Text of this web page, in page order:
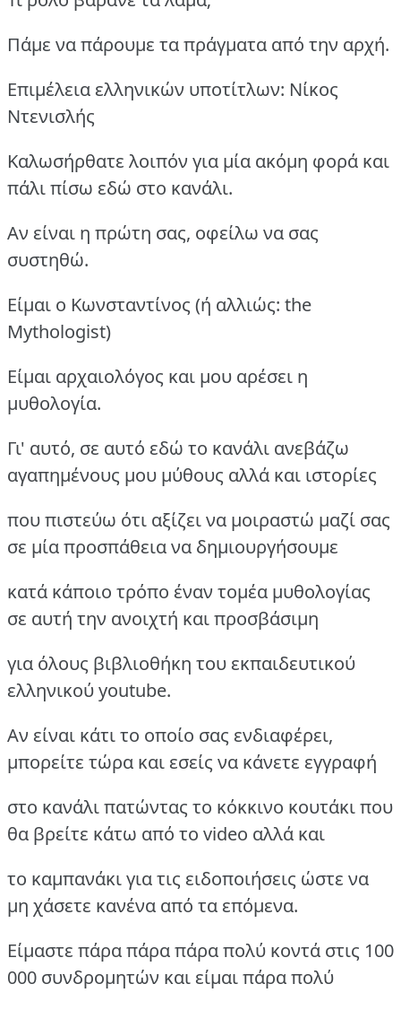
Πάμε να πάρουμε τα πράγματα από την αρχή.
Επιμέλεια ελληνικών υποτίτλων: Νίκος
Ντενισλής
Καλωσήρθατε λοιπόν για μία ακόμη φορά και
πάλι πίσω εδώ στο κανάλι.
Αν είναι η πρώτη σας, οφείλω να σας
συστηθώ.
Είμαι ο Κωνσταντίνος (ή αλλιώς: the
Mythologist)
Είμαι αρχαιολόγος και μου αρέσει η
μυθολογία.
Γι' αυτό, σε αυτό εδώ το κανάλι ανεβάζω
αγαπημένους μου μύθους αλλά και ιστορίες
που πιστεύω ότι αξίζει να μοιραστώ μαζί σας
σε μία προσπάθεια να δημιουργήσουμε
κατά κάποιο τρόπο έναν τομέα μυθολογίας
σε αυτή την ανοιχτή και προσβάσιμη
για όλους βιβλιοθήκη του εκπαιδευτικού
ελληνικού youtube.
Aν είναι κάτι το οποίο σας ενδιαφέρει,
μπορείτε τώρα και εσείς να κάνετε εγγραφή
στο κανάλι πατώντας το κόκκινο κουτάκι που
θα βρείτε κάτω από το video αλλά και
το καμπανάκι για τις ειδοποιήσεις ώστε να
μη χάσετε κανένα από τα επόμενα.
Είμαστε πάρα πάρα πάρα πολύ κοντά στις 100
000 συνδρομητών και είμαι πάρα πολύ